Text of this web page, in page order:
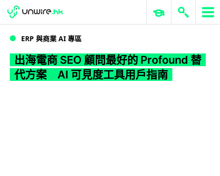
WWDC 2026 ERP 與商業 AI
ERP 與商業 AI 專區
出海電商 SEO 顧問最好的 Profound 替
代方案 AI 可見度工具用戶指南